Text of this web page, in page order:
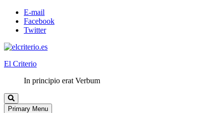
E-mail
Facebook
Twitter
El Criterio
In principio erat Verbum
Primary Menu